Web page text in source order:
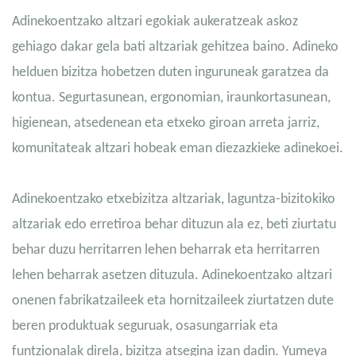
Adinekoentzako altzari egokiak aukeratzeak askoz
gehiago dakar gela bati altzariak gehitzea baino. Adineko
helduen bizitza hobetzen duten inguruneak garatzea da
kontua. Segurtasunean, ergonomian, iraunkortasunean,
higienean, atsedenean eta etxeko giroan arreta jarriz,
komunitateak altzari hobeak eman diezazkieke adinekoei.
Adinekoentzako etxebizitza altzariak, laguntza-bizitokiko
altzariak edo erretiroa behar dituzun ala ez, beti ziurtatu
behar duzu herritarren lehen beharrak eta herritarren
lehen beharrak asetzen dituzula. Adinekoentzako altzari
onenen fabrikatzaileek eta hornitzaileek ziurtatzen dute
beren produktuak seguruak, osasungarriak eta
funtzionalak direla, bizitza atsegina izan dadin. Yumeya